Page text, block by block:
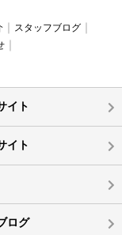
スタッフブログ
イト
イト
ログ